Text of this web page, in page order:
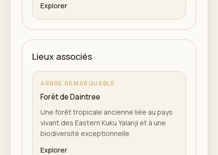
Explorer
Lieux associés
ARBRE REMARQUABLE
Forêt de Daintree
Une forêt tropicale ancienne liée au pays
vivant des Eastern Kuku Yalanji et à une
biodiversité exceptionnelle.
Explorer